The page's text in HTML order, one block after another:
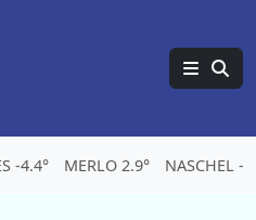
-4.4° MERLO 2.9° NASCHEL -